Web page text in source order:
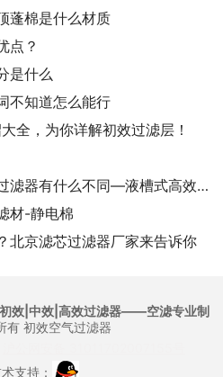
蓬棉是什么材质
点？
是什么
不知道怎么能行
全，为你详解初效过滤层！
高效过滤器和液槽高效过滤器有什么不同—液槽式高效空气过滤器特点
材-静电棉
北京滤芯过滤器厂家来告诉你
效|中效|高效过滤器——空滤专业制
有 初效空气过滤器
支持：